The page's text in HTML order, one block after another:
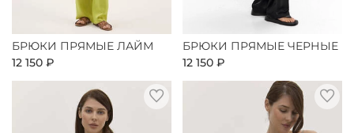
БРЮКИ ПРЯМЫЕ ЛАЙМ
12 150 ₽
БРЮКИ ПРЯМЫЕ ЧЕРНЫЕ
12 150 ₽